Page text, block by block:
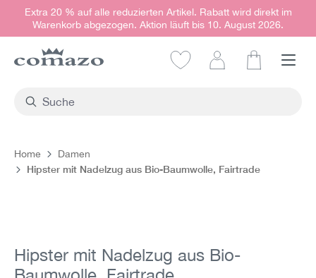
springen
Extra 20 % auf alle reduzierten Artikel. Rabatt wird direkt im
Warenkorb abgezogen. Aktion läuft bis 10. August 2026.
Home Damen
Hipster mit Nadelzug aus Bio-Baumwolle, Fairtrade
Hipster mit Nadelzug aus Bio-